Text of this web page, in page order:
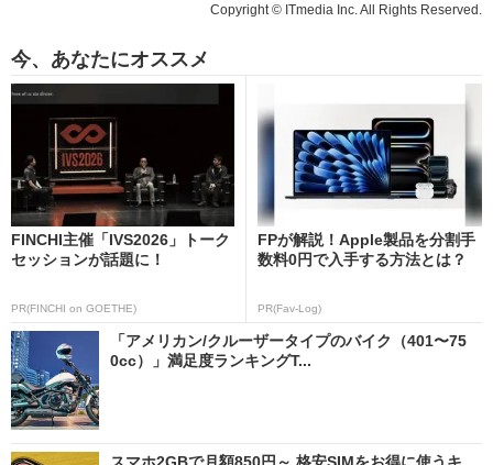
Copyright © ITmedia Inc. All Rights Reserved.
今、あなたにオススメ
FINCHI主催「IVS2026」トーク
セッションが話題に！
PR(FINCHI on GOETHE)
FPが解説！Apple製品を分割手
数料0円で入手する方法とは？
PR(Fav-Log)
「アメリカン/クルーザータイプのバイク（401〜75
0cc）」満足度ランキングT...
スマホ2GBで月額850円～ 格安SIMをお得に使うキ